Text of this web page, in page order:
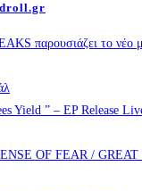
παρουσιάζει το νέο
Yield ” – EP Release
OF FEAR /